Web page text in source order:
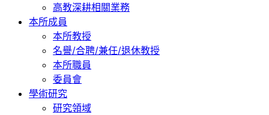
高教深耕相關業務
本所成員
本所教授
名譽/合聘/兼任/退休教授
本所職員
委員會
學術研究
研究領域